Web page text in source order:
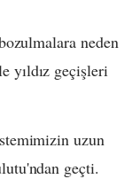
neden
yıldız geçişleri
uzun
geçti.